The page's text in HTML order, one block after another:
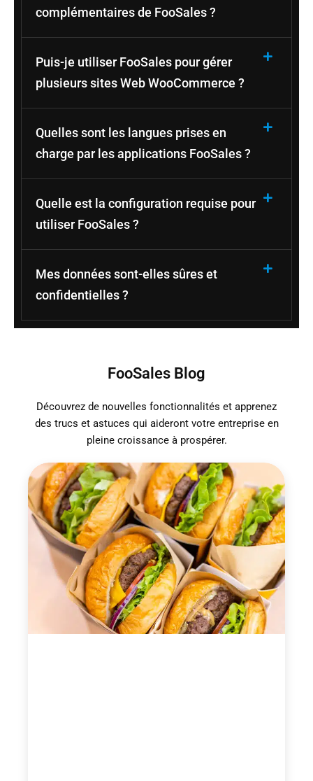
complémentaires de FooSales ?
Puis-je utiliser FooSales pour gérer
plusieurs sites Web WooCommerce ?
Quelles sont les langues prises en
charge par les applications FooSales ?
Quelle est la configuration requise pour
utiliser FooSales ?
Mes données sont-elles sûres et
confidentielles ?
FooSales Blog
Découvrez de nouvelles fonctionnalités et apprenez
des trucs et astuces qui aideront votre entreprise en
pleine croissance à prospérer.